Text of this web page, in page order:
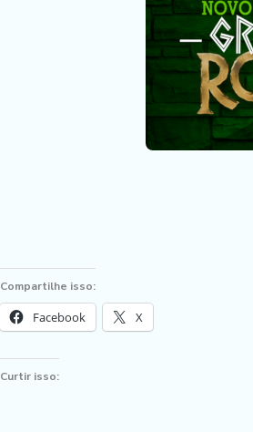
Compartilhe isso:
Facebook X
Curtir isso: